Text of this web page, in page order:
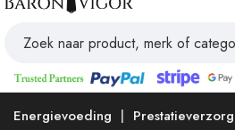
Energievoeding